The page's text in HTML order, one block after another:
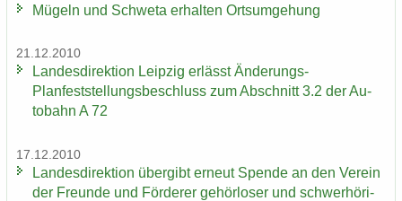
Mü­geln und Schwe­ta er­hal­ten Orts­um­ge­hung
21.12.2010
Lan­des­di­rek­ti­on Leip­zig er­lässt Änderungs-​
Planfeststellungsbeschluss zum Ab­schnitt 3.2 der Au­
to­bahn A 72
17.12.2010
Lan­des­di­rek­ti­on über­gibt er­neut Spen­de an den Ver­ein
der Freun­de und För­de­rer ge­hör­lo­ser und schwer­hö­ri­